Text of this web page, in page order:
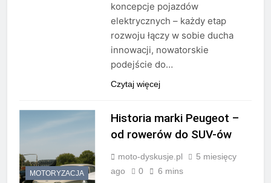
koncepcje pojazdów
elektrycznych – każdy etap
rozwoju łączy w sobie ducha
innowacji, nowatorskie
podejście do…
Czytaj więcej
MOTORYZACJA
Historia marki Peugeot –
od rowerów do SUV-ów
moto-dyskusje.pl
5 miesięcy
ago
0 6 mins